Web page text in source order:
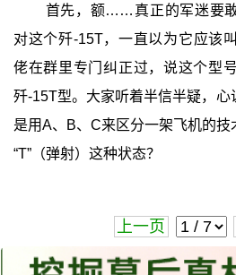
首先，额……真正的军迷要
对这个歼-15T，一直以为它应该
佬在群里专门纠正过，说这个型
歼-15T型。大家听着半信半疑，
是用A、B、C来区分一架飞机的
“T”（弹射）这种状态？
上一页